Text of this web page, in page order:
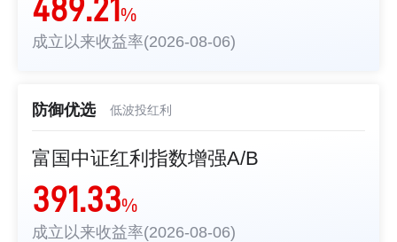
489.21 %
成立以来收益率(2026-08-06)
防御优选 低波投红利
富国中证红利指数增强A/B
391.33%
成立以来收益率(2026-08-06)